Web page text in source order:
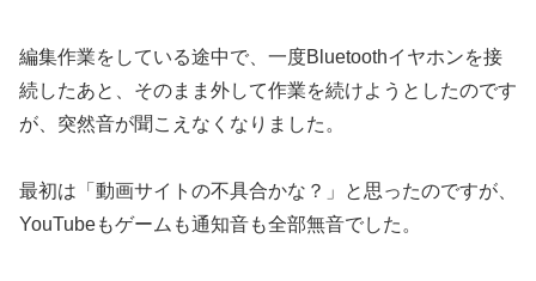
編集作業をしている途中で、一度Bluetoothイヤホンを接
続したあと、そのまま外して作業を続けようとしたのです
が、突然音が聞こえなくなりました。
最初は「動画サイトの不具合かな？」と思ったのですが、
YouTubeもゲームも通知音も全部無音でした。